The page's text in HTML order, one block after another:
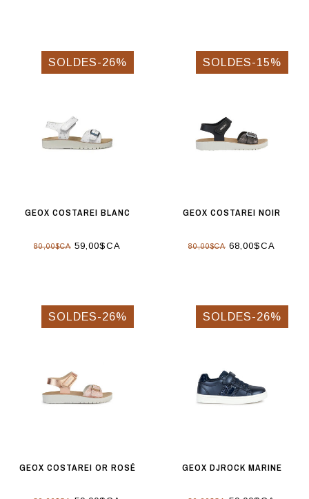
SOLDES-26%
GEOX COSTAREI BLANC
80,00$CA 59,00$CA
SOLDES-15%
GEOX COSTAREI NOIR
80,00$CA 68,00$CA
SOLDES-26%
GEOX COSTAREI OR ROSÉ
SOLDES-26%
GEOX DJROCK MARINE